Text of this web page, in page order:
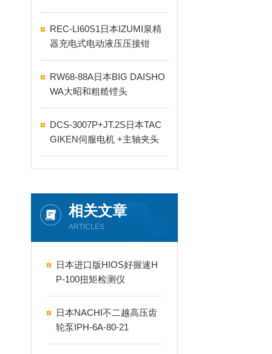
REC-LI60S1日本IZUMI泉精
器充电式电动液压压接钳
RW68-88A日本BIG DAISHO
WA大昭和粗糙镗头
DCS-3007P+JT.2S日本TAC
GIKEN伺服电机 +主轴夹头
相关文章
ARTICLES
日本进口版HIOS好握速H
P-100扭矩检测仪
日本NACHI不二越高压齿
轮泵IPH-6A-80-21